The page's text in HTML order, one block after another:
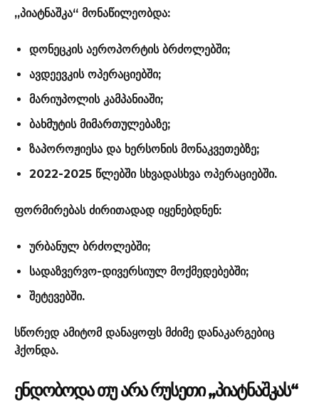
„პიატნაშკა“ მონაწილეობდა:
დონეცკის აეროპორტის ბრძოლებში;
ავდეევკის ოპერაციებში;
მარიუპოლის კამპანიაში;
ბახმუტის მიმართულებაზე;
ზაპოროჟიესა და ხერსონის მონაკვეთებზე;
2022-2025 წლებში სხვადასხვა ოპერაციებში.
ფორმირებას ძირითადად იყენებდნენ:
ურბანულ ბრძოლებში;
სადაზვერვო-დივერსიულ მოქმედებებში;
შეტევებში.
სწორედ ამიტომ დანაყოფს მძიმე დანაკარგებიც
ჰქონდა.
ᲔᲜᲓᲝᲑᲝᲓᲐ ᲗᲣ ᲐᲠᲐ ᲠᲣᲡᲔᲗᲘ „ᲞᲘᲐᲢᲜᲐᲨᲙᲐᲡ“